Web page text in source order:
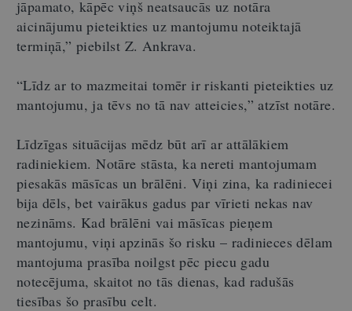
jāpamato, kāpēc viņš neatsaucās uz notāra
aicinājumu pieteikties uz mantojumu noteiktajā
termiņā,” piebilst Z. Ankrava.
“Līdz ar to mazmeitai tomēr ir riskanti pieteikties uz
mantojumu, ja tēvs no tā nav atteicies,” atzīst notāre.
Līdzīgas situācijas mēdz būt arī ar attālākiem
radiniekiem. Notāre stāsta, ka nereti mantojumam
piesakās māsīcas un brālēni. Viņi zina, ka radiniecei
bija dēls, bet vairākus gadus par vīrieti nekas nav
nezināms. Kad brālēni vai māsīcas pieņem
mantojumu, viņi apzinās šo risku – radinieces dēlam
mantojuma prasība noilgst pēc piecu gadu
notecējuma, skaitot no tās dienas, kad radušās
tiesības šo prasību celt.